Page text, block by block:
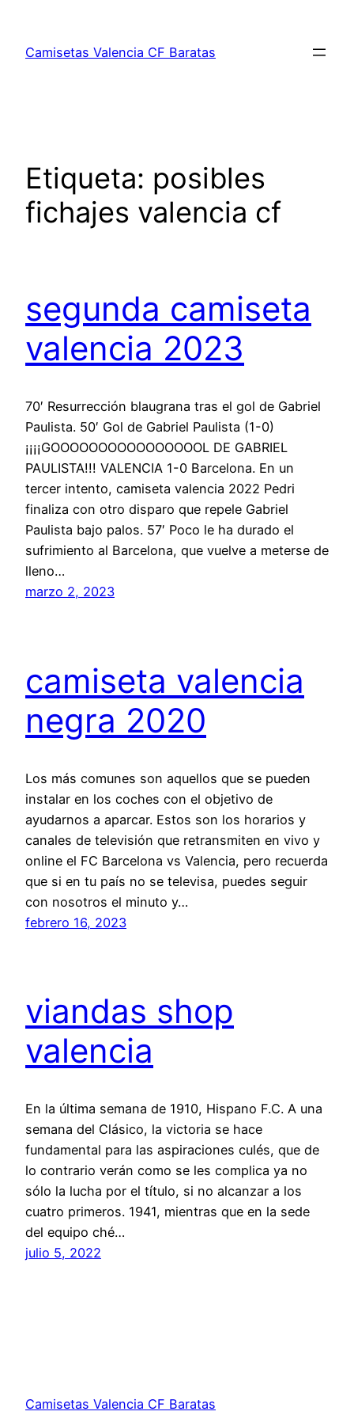
contenido
Camisetas Valencia CF Baratas
Etiqueta: posibles
fichajes valencia cf
segunda camiseta
valencia 2023
70′ Resurrección blaugrana tras el gol de Gabriel
Paulista. 50′ Gol de Gabriel Paulista (1-0)
¡¡¡¡GOOOOOOOOOOOOOOOOL DE GABRIEL
PAULISTA!!! VALENCIA 1-0 Barcelona. En un
tercer intento, camiseta valencia 2022 Pedri
finaliza con otro disparo que repele Gabriel
Paulista bajo palos. 57′ Poco le ha durado el
sufrimiento al Barcelona, que vuelve a meterse de
lleno…
marzo 2, 2023
camiseta valencia
negra 2020
Los más comunes son aquellos que se pueden
instalar en los coches con el objetivo de
ayudarnos a aparcar. Estos son los horarios y
canales de televisión que retransmiten en vivo y
online el FC Barcelona vs Valencia, pero recuerda
que si en tu país no se televisa, puedes seguir
con nosotros el minuto y…
febrero 16, 2023
viandas shop
valencia
En la última semana de 1910, Hispano F.C. A una
semana del Clásico, la victoria se hace
fundamental para las aspiraciones culés, que de
lo contrario verán como se les complica ya no
sólo la lucha por el título, si no alcanzar a los
cuatro primeros. 1941, mientras que en la sede
del equipo ché…
julio 5, 2022
Camisetas Valencia CF Baratas